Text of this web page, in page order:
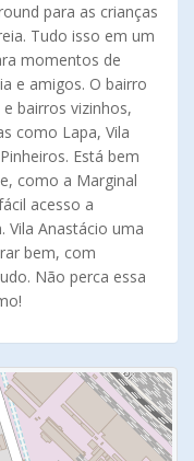
para as crianças
Tudo isso em um
momentos de
e amigos. O bairro
bairros vizinhos,
como Lapa, Vila
Está bem
como a Marginal
acesso a
Vila Anastácio uma
bem, com
Não perca essa